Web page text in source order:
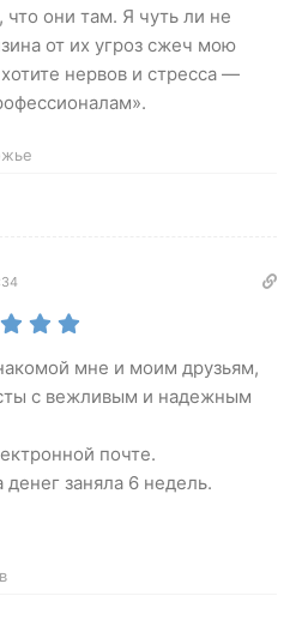
что они там. Я чуть ли не
от их угроз сжеч мою
нервов и стресса —
мне и моим друзьям,
с вежливым и надежным
почте.
денег заняла 6 недель.